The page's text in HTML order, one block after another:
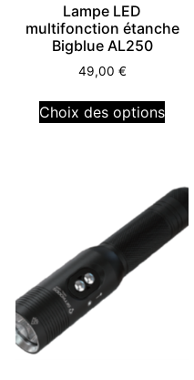
Lampe LED
multifonction étanche
Bigblue AL250
49,00 €
Choix des options